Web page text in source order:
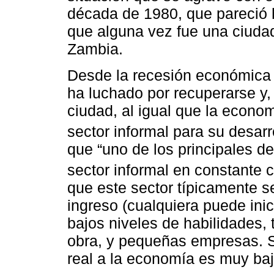
década de 1980, que
que alguna vez fue una
Zambia.
Desde la recesión
ha luchado por recuperarse
ciudad, al igual que la
sector informal para su
que “uno de los principales
sector informal en constante
que este sector típicamente
ingreso (cualquiera puede
bajos niveles de
obra, y pequeñas empresas.
real a la economía es muy